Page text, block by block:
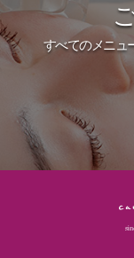
すべてのメニュ